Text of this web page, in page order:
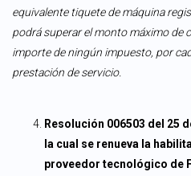
equivalente tiquete de máquina
podrá superar el monto máximo de
importe de ningún impuesto, por
prestación de servicio.
Resolución 006503 del 25
la cual se renueva la
proveedor tecnológico de